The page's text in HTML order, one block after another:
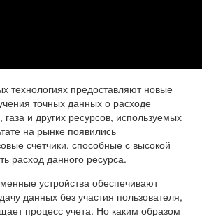
технологиях предоставляют новые
точных данных о расходе
газа и других ресурсов, используемых
на рынке появились
счетчики, способные с высокой
расход данного ресурса.
устройства обеспечивают
данных без участия пользователя,
процесс учета. Но каким образом